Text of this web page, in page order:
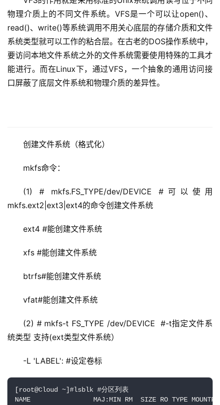
物理介质上的不同文件系统。VFS是一个可以让open()、
read()、write()等系统调用不用关心底层的存储介质和文件
系统类型就可以工作的粘合层。在古老的DOS操作系统中，
要访问本地文件系统之外的文件系统需要使用特殊的工具才
能进行。而在Linux下，通过VFS，一个抽象的通用访问接
口屏蔽了底层文件系统和物理介质的差异性。
创建文件系统（格式化）
mkfs命令：
(1) # mkfs.FS_TYPE/dev/DEVICE #可以使用
mkfs.ext2|ext3|ext4的命令创建文件系统
ext4 #能创建文件系统
xfs #能创建文件系统
btrfs#能创建文件系统
vfat#能创建文件系统
(2) # mkfs-t FS_TYPE /dev/DEVICE  #-t指定文件系
统类型 支持(ext类型文件系统）
-L 'LABEL': #设定卷标
[root@Cloud ~]#lsblk #分区列表
NAME                MAJ:MIN RM  SIZE RO TYPE